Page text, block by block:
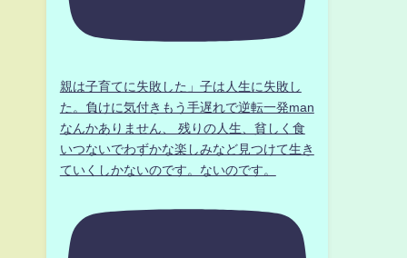
親は子育てに失敗した」子は人生に失敗し
た。負けに気付きもう手遅れで逆転一発man
なんかありません、 残りの人生、貧しく食
いつないでわずかな楽しみなど見つけて生き
ていくしかないのです。ないのです。